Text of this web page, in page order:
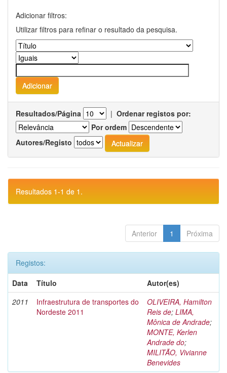
Adicionar filtros:
Utilizar filtros para refinar o resultado da pesquisa.
Resultados/Página | Ordenar registos por:
Por ordem
Autores/Registo
Resultados 1-1 de 1.
Anterior 1 Próxima
Registos:
Data
Título
Autor(es)
2011
Infraestrutura de transportes do
Nordeste 2011
OLIVEIRA, Hamilton
Reis de; LIMA,
Mônica de Andrade;
MONTE, Kerlen
Andrade do;
MILITÃO, Vivianne
Benevides